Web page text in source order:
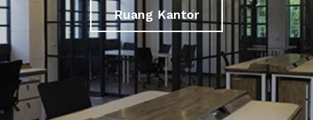
Ruang Kantor